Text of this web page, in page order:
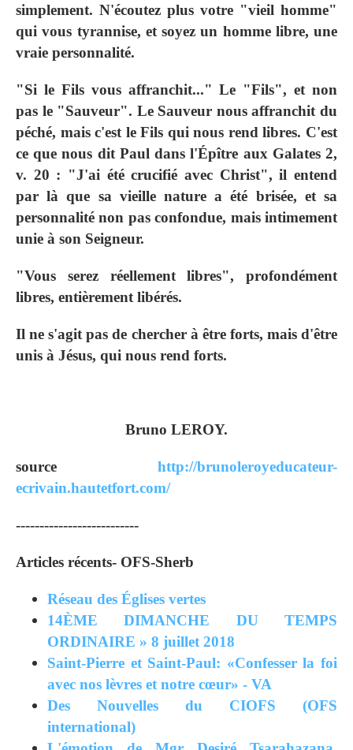
simplement. N'écoutez plus votre "vieil homme"
qui vous tyrannise, et soyez un homme libre, une
vraie personnalité.
"Si le Fils vous affranchit..." Le "Fils", et non
pas le "Sauveur". Le Sauveur nous affranchit du
péché, mais c'est le Fils qui nous rend libres. C'est
ce que nous dit Paul dans l'Épître aux Galates 2,
v. 20 : "J'ai été crucifié avec Christ", il entend
par là que sa vieille nature a été brisée, et sa
personnalité non pas confondue, mais intimement
unie à son Seigneur.
"Vous serez réellement libres", profondément
libres, entièrement libérés.
Il ne s'agit pas de chercher à être forts, mais d'être
unis à Jésus, qui nous rend forts.
Bruno LEROY.
source http://brunoleroyeducateur-
ecrivain.hautetfort.com/
--------------------------
Articles récents- OFS-Sherb
Réseau des Églises vertes
14ÈME DIMANCHE DU TEMPS
ORDINAIRE » 8 juillet 2018
Saint-Pierre et Saint-Paul: «Confesser la foi
avec nos lèvres et notre cœur» - VA
Des Nouvelles du CIOFS (OFS
international)